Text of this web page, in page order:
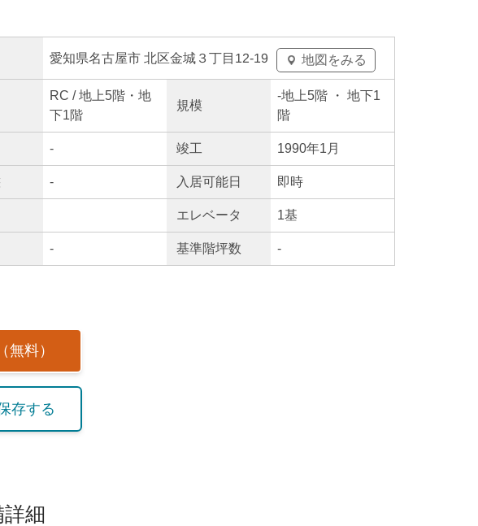
愛知県名古屋市 北区金城３丁目12-19 地図をみる
RC / 地上5階・地
下1階
規模
-地上5階 ・ 地下1
階
- 竣工 1990年1月
- 入居可能日 即時
エレベータ 1基
- 基準階坪数 -
無料）
存する
細